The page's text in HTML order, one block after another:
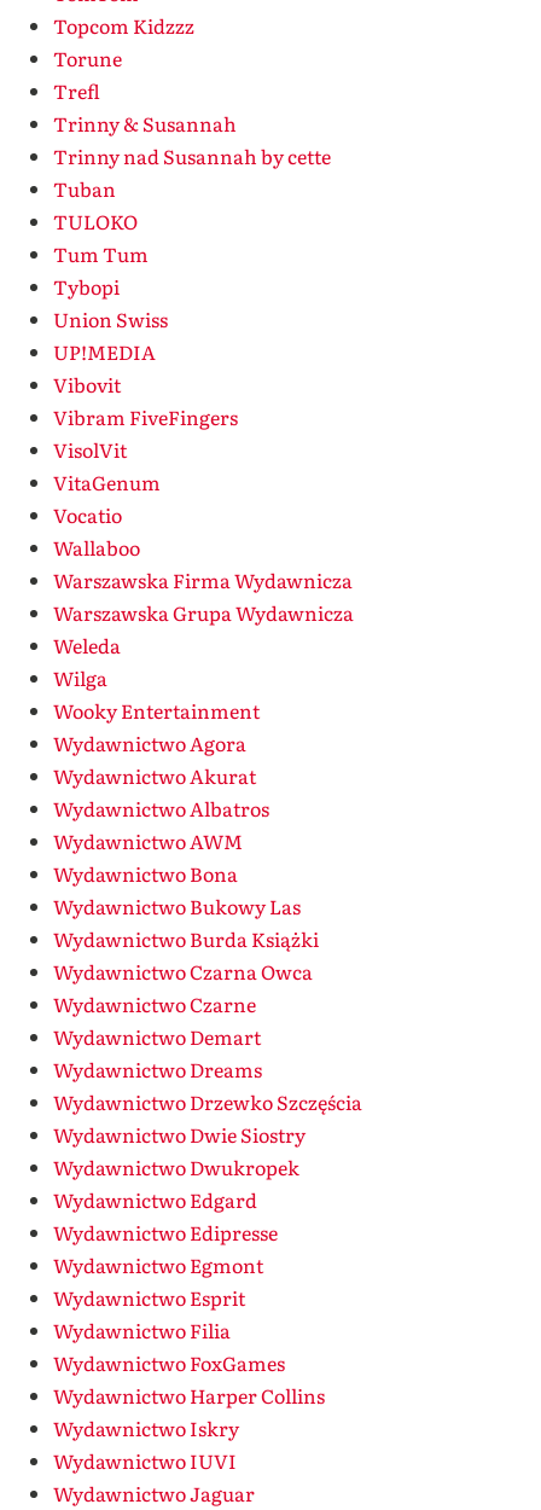
Topcom Kidzzz
Torune
Trefl
Trinny & Susannah
Trinny nad Susannah by cette
Tuban
TULOKO
Tum Tum
Tybopi
Union Swiss
UP!MEDIA
Vibovit
Vibram FiveFingers
VisolVit
VitaGenum
Vocatio
Wallaboo
Warszawska Firma Wydawnicza
Warszawska Grupa Wydawnicza
Weleda
Wilga
Wooky Entertainment
Wydawnictwo Agora
Wydawnictwo Akurat
Wydawnictwo Albatros
Wydawnictwo AWM
Wydawnictwo Bona
Wydawnictwo Bukowy Las
Wydawnictwo Burda Książki
Wydawnictwo Czarna Owca
Wydawnictwo Czarne
Wydawnictwo Demart
Wydawnictwo Dreams
Wydawnictwo Drzewko Szczęścia
Wydawnictwo Dwie Siostry
Wydawnictwo Dwukropek
Wydawnictwo Edgard
Wydawnictwo Edipresse
Wydawnictwo Egmont
Wydawnictwo Esprit
Wydawnictwo Filia
Wydawnictwo FoxGames
Wydawnictwo Harper Collins
Wydawnictwo Iskry
Wydawnictwo IUVI
Wydawnictwo Jaguar